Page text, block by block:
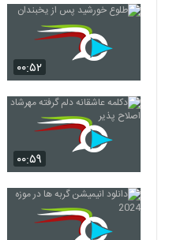
۰۰:۵۲
۰۰:۵۹